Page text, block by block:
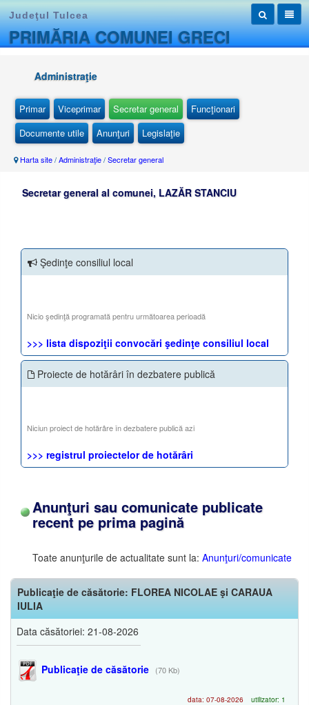
Judeţul Tulcea
PRIMĂRIA COMUNEI GRECI
Administraţie
Primar Viceprimar Secretar general
Funcţionari
Documente utile
Anunţuri Legislaţie
Harta site/Administraţie/Secretar general
Secretar general al comunei, LAZĂR STANCIU
Şedinţe consiliul local
Nicio şedinţă programată pentru următoarea perioadă
>>> lista dispoziţii convocări şedinţe consiliul local
Proiecte de hotărâri în dezbatere publică
Niciun proiect de hotărâre în dezbatere publică azi
>>> registrul proiectelor de hotărâri
Anunţuri sau comunicate publicate
recent pe prima pagină
Toate anunţurile de actualitate sunt la: Anunţuri/comunicate
Publicaţie de căsătorie: FLOREA NICOLAE şi CARAUA
IULIA
Data căsătoriei: 21-08-2026
Publicaţie de căsătorie (70 Kb)
data: 07-08-2026 utilizator: 1